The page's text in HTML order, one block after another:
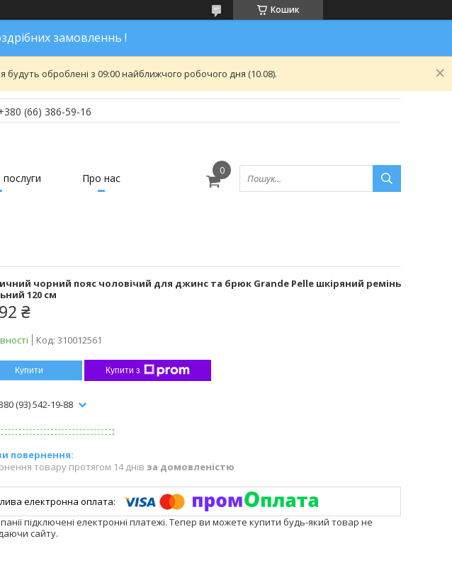
Кошик
замовленнь !
оброблені з 09:00 найближчого робочого дня (10.08).
(66) 386-59-16
Про нас
чорний пояс чоловічий для джинс та брюк Grande Pelle шкіряний ремінь
120 см
₴
Код: 310012561
Купити Купити з
(93) 542-19-88
товару протягом 14 днів за домовленістю
підключені електронні платежі. Тепер ви можете купити будь-який товар не
сайту.